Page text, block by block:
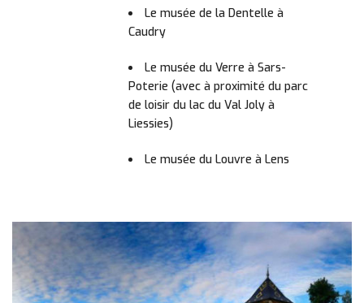
Le musée de la Dentelle à
Caudry
Le musée du Verre à Sars-
Poterie (avec à proximité du parc
de loisir du lac du Val Joly à
Liessies)
Le musée du Louvre à Lens